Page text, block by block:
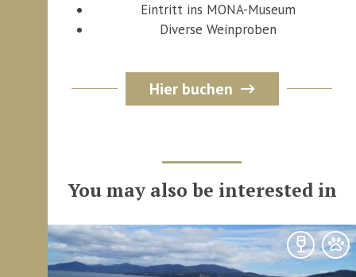
Eintritt ins MONA-Museum
Diverse Weinproben
Hier buchen
You may also be interested in